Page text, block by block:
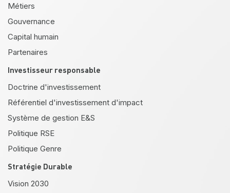
Métiers
Gouvernance
Capital humain
Partenaires
Investisseur responsable
Doctrine d'investissement
Référentiel d'investissement d'impact
Système de gestion E&S
Politique RSE
Politique Genre
Stratégie Durable
Vision 2030